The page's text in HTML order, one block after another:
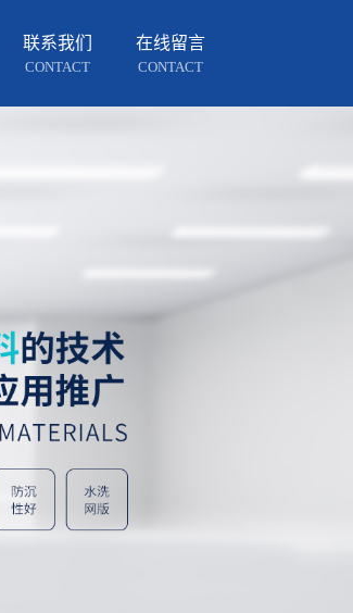
联系我们
CONTACT
在线留言
CONTACT